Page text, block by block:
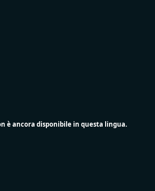
è ancora disponibile in questa lingua.